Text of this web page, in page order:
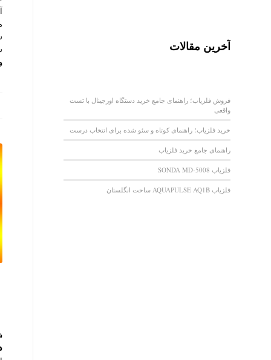
آخرین مقالات
فروش فلزیاب؛ راهنمای جامع خرید دستگاه اورجینال با تست
واقعی
خرید فلزیاب؛ راهنمای کوتاه و سئو شده برای انتخاب درست
راهنمای جامع خرید فلزیاب
فلزیاب SONDA MD-5008
فلزیاب AQUAPULSE AQ1B ساخت انگلستان